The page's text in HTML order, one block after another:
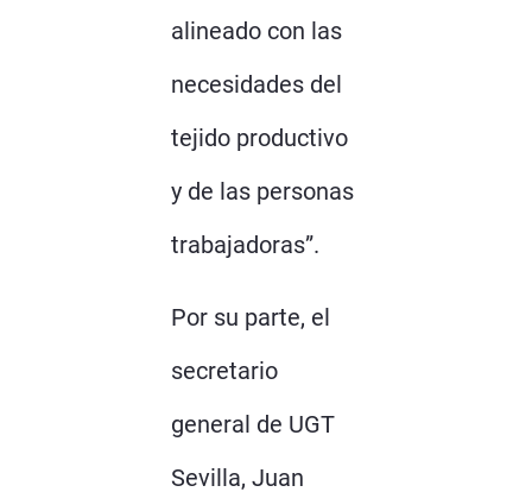
alineado con las
necesidades del
tejido productivo
y de las personas
trabajadoras”.
Por su parte, el
secretario
general de UGT
Sevilla, Juan